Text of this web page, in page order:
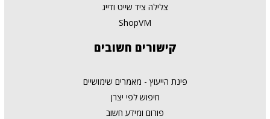
צלילה ציד שייט ודייג
ShopVM
קישורים חשובים
פינת הייעוץ - מאמרים שימושיים
חיפוש לפי יצרן
פורום ומידע חשוב